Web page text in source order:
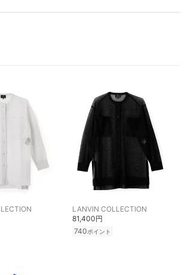
LANVIN COLLECTION
81,400円
740ポイント